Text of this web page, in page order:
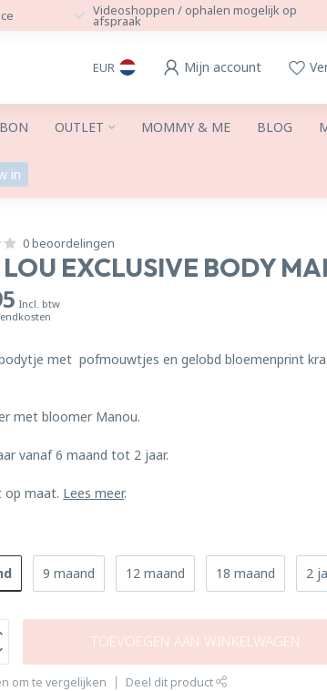
Videoshoppen / ophalen mogelijk op
afspraak
EUR Mijn account
OUTLET MOMMY & ME BLOG
in
0 beoordelingen
LOU EXCLUSIVE BODY
Incl. btw
met pofmouwtjes en gelobd bloemenprint
met bloomer Manou.
vanaf 6 maand tot 2 jaar.
op maat. Lees meer.
9 maand 12 maand 18 maand 2
TOEVOEGEN AAN WINKELWAGEN
om te vergelijken Deel dit product